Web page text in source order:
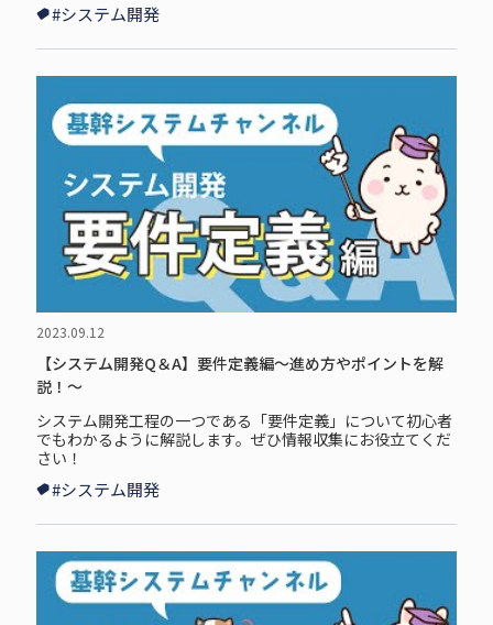
#システム開発
2023.09.12
【システム開発Q＆A】要件定義編～進め方やポイントを解
説！～
システム開発工程の一つである「要件定義」について初心者
でもわかるように解説します。ぜひ情報収集にお役立てくだ
さい！
#システム開発